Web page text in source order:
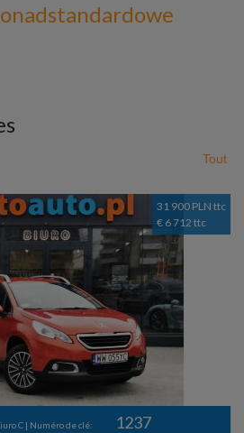
Tout
31 900 PLN ttc
€ 6 712 ttc
C | Numéro de clé: 1237